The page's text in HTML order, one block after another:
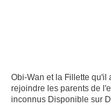
Obi-Wan et la Fillette
rejoindre les parents de
inconnus Disponible sur